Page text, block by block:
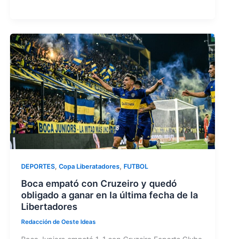
e
b
o
o
k
o
d
o
n
l
p
ar
tir
DEPORTES, Copa Liberatadores, FUTBOL
Boca empató con Cruzeiro y quedó
obligado a ganar en la última fecha de la
Libertadores
Redacción de Oeste Ideas